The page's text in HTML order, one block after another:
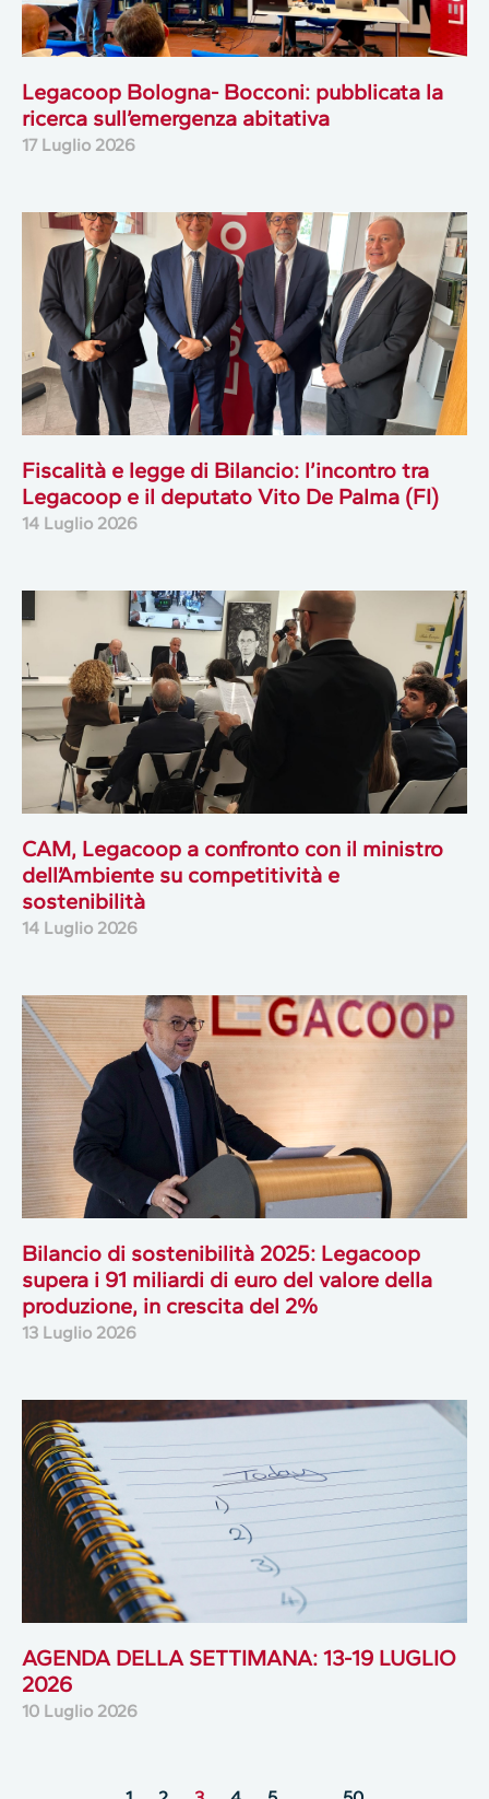
Legacoop Bologna- Bocconi: pubblicata la
ricerca sull’emergenza abitativa
17 Luglio 2026
Fiscalità e legge di Bilancio: l’incontro tra
Legacoop e il deputato Vito De Palma (FI)
14 Luglio 2026
CAM, Legacoop a confronto con il ministro
dell’Ambiente su competitività e
sostenibilità
14 Luglio 2026
Bilancio di sostenibilità 2025: Legacoop
supera i 91 miliardi di euro del valore della
produzione, in crescita del 2%
13 Luglio 2026
AGENDA DELLA SETTIMANA: 13-19 LUGLIO
2026
10 Luglio 2026